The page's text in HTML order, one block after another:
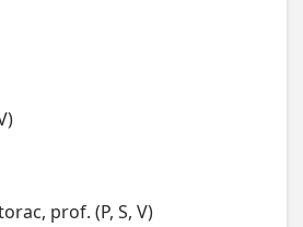
prof. (P, S, V)